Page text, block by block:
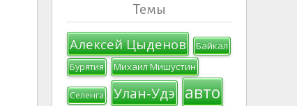
Темы
Алексей Цыденов Байкал
Бурятия Михаил Мишустин
Селенга Улан-Удэ авто